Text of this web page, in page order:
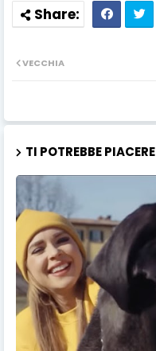
VECCHIA
TI POTREBBE PIACERE